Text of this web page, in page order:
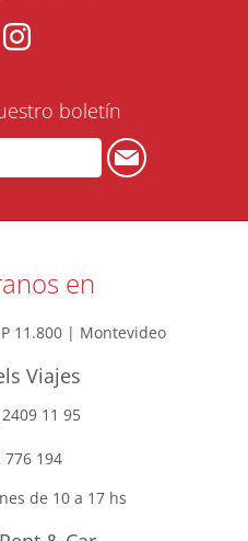
boletín
en
11.800 | Montevideo
Viajes
11 95
776 194
de 10 a 17 hs